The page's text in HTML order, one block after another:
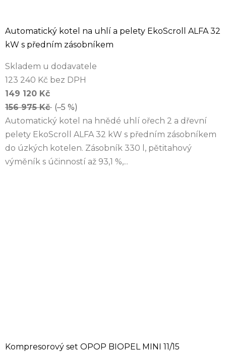
Automatický kotel na uhlí a pelety EkoScroll ALFA 32
kW s předním zásobníkem
Skladem u dodavatele
123 240 Kč bez DPH
149 120 Kč
156 975 Kč (–5 %)
Automatický kotel na hnědé uhlí ořech 2 a dřevní
pelety EkoScroll ALFA 32 kW s předním zásobníkem
do úzkých kotelen. Zásobník 330 l, pětitahový
výměník s účinností až 93,1 %,...
Kompresorový set OPOP BIOPEL MINI 11/15